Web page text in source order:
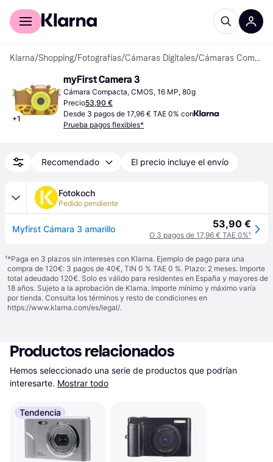
Comprar con Klarna
Klarna/Shopping/Fotografías/Cámaras Digitales/ Cámaras Compactas
+1
myFirst Camera 3
Cámara Compacta, CMOS, 16 MP, 80g
Precio53,90 €
Desde 3 pagos de 17,96 € TAE 0% con
Prueba pagos flexibles*
Recomendado El precio incluye el envío
Fotokoch
Pedido pendiente
Myfirst Cámara 3 amarillo 53,90 €
O 3 pagos de 17,96 € TAE 0%¹
¹*Paga en 3 plazos sin intereses con Klarna. Ejemplo de pago para una
compra de 120€: 3 pagos de 40€, TIN 0 % TAE 0 %. Plazo: 2 meses. Importe
total adeudado 120€. Solo es válido para residentes en España y mayores de
18 años. Sujeto a la aprobación de Klarna. Importe mínimo y máximo varía
por tienda. Consulta los términos y resto de condiciones en
https://www.klarna.com/es/legal/.
Productos relacionados
Hemos seleccionado una serie de productos que podrían
interesarte. Mostrar todo
Tendencia